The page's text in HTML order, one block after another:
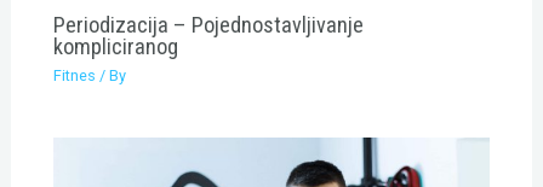
Periodizacija – Pojednostavljivanje
kompliciranog
Fitnes / By